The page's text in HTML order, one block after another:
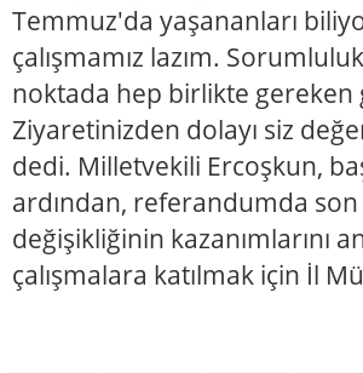
Temmuz'da yaşananları
çalışmamız lazım.
noktada hep birlikte gereken
Ziyaretinizden dolayı siz
dedi. Milletvekili Ercoşkun,
ardından, referandumda
değişikliğinin kazanımlarını
çalışmalara katılmak için İl